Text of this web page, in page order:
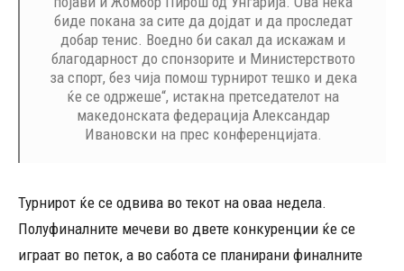
биде покана за сите да дојдат и да проследат
добар тенис. Воедно би сакал да искажам и
благодарност до спонзорите и Министерството
за спорт, без чија помош турнирот тешко и дека
ќе се одржеше“, истакна претседателот на
македонската федерација Александар
Ивановски на прес конференцијата.
Турнирот ќе се одвива во текот на оваа недела.
Полуфиналните мечеви во двете конкуренции ќе се
играат во петок, а во сабота се планирани финалните